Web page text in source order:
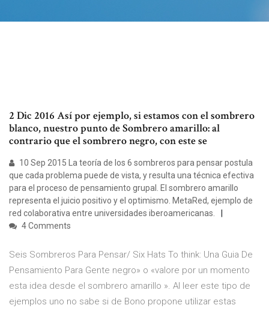
2 Dic 2016 Así por ejemplo, si estamos con el sombrero
blanco, nuestro punto de Sombrero amarillo: al
contrario que el sombrero negro, con este se
10 Sep 2015 La teoría de los 6 sombreros para pensar postula
que cada problema puede de vista, y resulta una técnica efectiva
para el proceso de pensamiento grupal. El sombrero amarillo
representa el juicio positivo y el optimismo. MetaRed, ejemplo de
red colaborativa entre universidades iberoamericanas.
4 Comments
Seis Sombreros Para Pensar/ Six Hats To think: Una Guia De
Pensamiento Para Gente negro» o «valore por un momento
esta idea desde el sombrero amarillo ». Al leer este tipo de
ejemplos uno no sabe si de Bono propone utilizar estas